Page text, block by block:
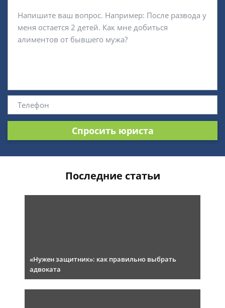
Спросить юриста
Последние статьи
«Нужен защитник»: как правильно выбрать
адвоката